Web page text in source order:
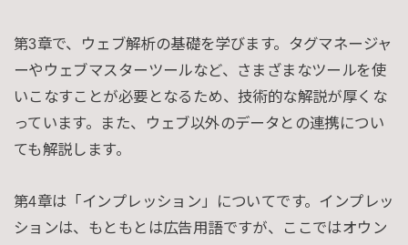
第3章で、ウェブ解析の基礎を学びます。タグマネージャ
ーやウェブマスターツールなど、さまざまなツールを使
いこなすことが必要となるため、技術的な解説が厚くな
っています。また、ウェブ以外のデータとの連携につい
ても解説します。
第4章は「インプレッション」についてです。インプレッ
ションは、もともとは広告用語ですが、ここではオウン